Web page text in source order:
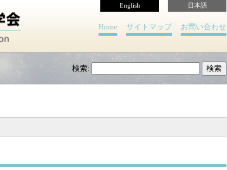
日本語
English
お問い合わせ
サイトマップ
Home
検索: